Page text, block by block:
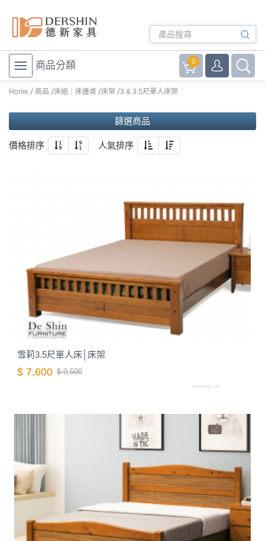
商品分類 0
Home 商品 床組｜床邊桌 床架 3 & 3.5尺單人床架
篩選商品
價格排序 人氣排序
雪莉3.5尺單人床│床架
$ 7,600 $ 9,500
A007.558-1.26